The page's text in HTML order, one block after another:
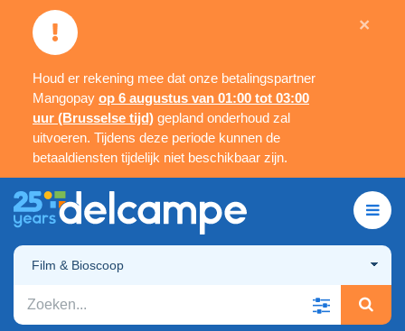
Houd er rekening mee dat onze betalingspartner
Mangopay op 6 augustus van 01:00 tot 03:00
uur (Brusselse tijd) gepland onderhoud zal
uitvoeren. Tijdens deze periode kunnen de
betaaldiensten tijdelijk niet beschikbaar zijn.
×
Film & Bioscoop